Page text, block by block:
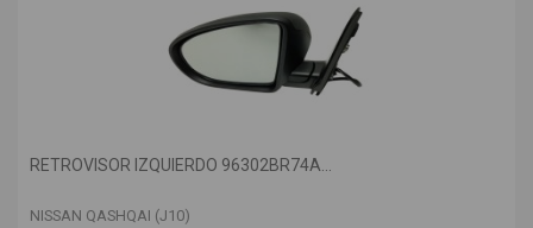
RETROVISOR IZQUIERDO 96302BR74A...
NISSAN QASHQAI (J10)